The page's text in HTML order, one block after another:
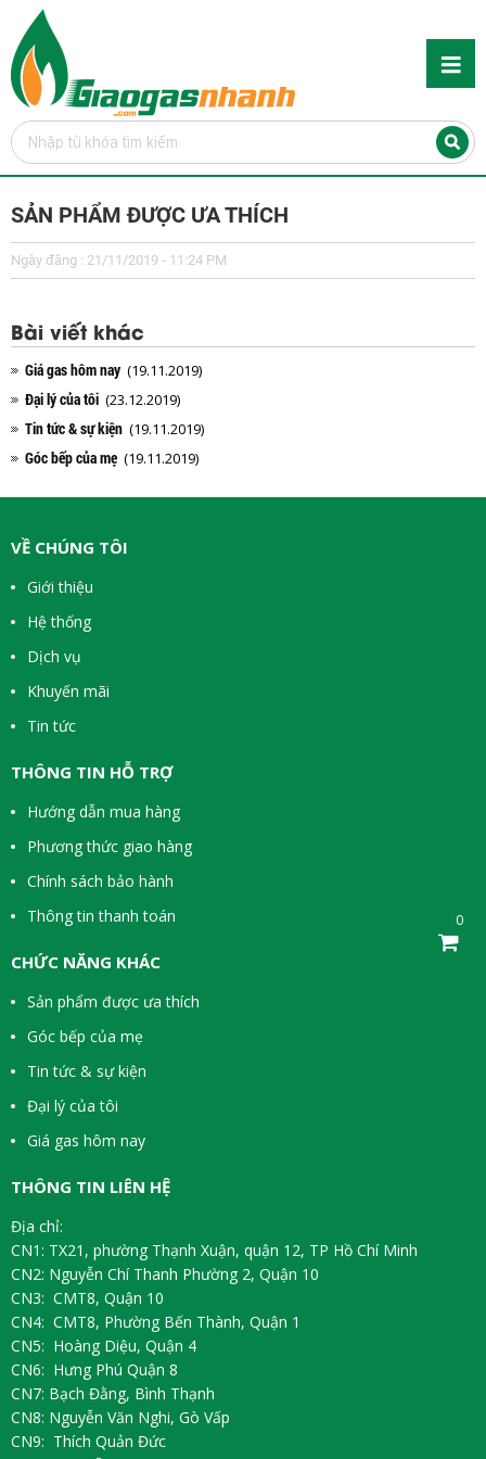
0
SẢN PHẨM ĐƯỢC ƯA THÍCH
Ngày đăng : 21/11/2019 - 11:24 PM
Bài viết khác
Giá gas hôm nay (19.11.2019)
Đại lý của tôi (23.12.2019)
Tin tức & sự kiện (19.11.2019)
Góc bếp của mẹ (19.11.2019)
VỀ CHÚNG TÔI
Giới thiệu
Hệ thống
Dịch vụ
Khuyến mãi
Tin tức
THÔNG TIN HỖ TRỢ
Hướng dẫn mua hàng
Phương thức giao hàng
Chính sách bảo hành
Thông tin thanh toán
CHỨC NĂNG KHÁC
Sản phẩm được ưa thích
Góc bếp của mẹ
Tin tức & sự kiện
Đại lý của tôi
Giá gas hôm nay
THÔNG TIN LIÊN HỆ
Địa chỉ:
CN1: TX21, phường Thạnh Xuận, quận 12, TP Hồ Chí Minh
CN2: Nguyễn Chí Thanh Phường 2, Quận 10
CN3: CMT8, Quận 10
CN4: CMT8, Phường Bến Thành, Quận 1
CN5: Hoàng Diệu, Quận 4
CN6: Hưng Phú Quận 8
CN7: Bạch Đằng, Bình Thạnh
CN8: Nguyễn Văn Nghi, Gò Vấp
CN9: Thích Quản Đức